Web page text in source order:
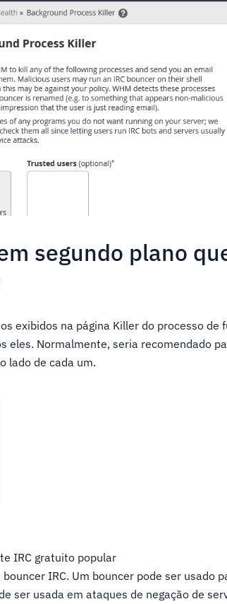
segundo plano
exibidos na página Killer do processo de
eles. Normalmente, seria recomendado
lado de cada um.
IRC gratuito popular
bouncer IRC. Um bouncer pode ser usado
ser usada em ataques de negação de